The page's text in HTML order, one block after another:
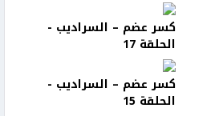
كسر عضم – السراديب -
الحلقة 17
كسر عضم – السراديب -
الحلقة 15